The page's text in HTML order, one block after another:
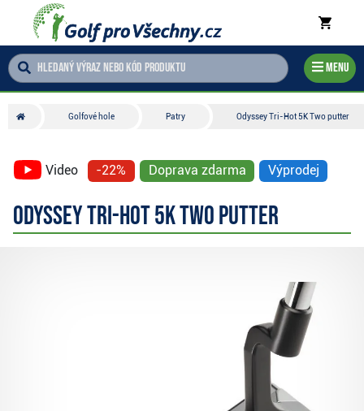
Menu
Golfové hole Patry Odyssey Tri-Hot 5K Two putter
Video -22% Doprava zdarma Výprodej
Odyssey Tri-Hot 5K Two putter